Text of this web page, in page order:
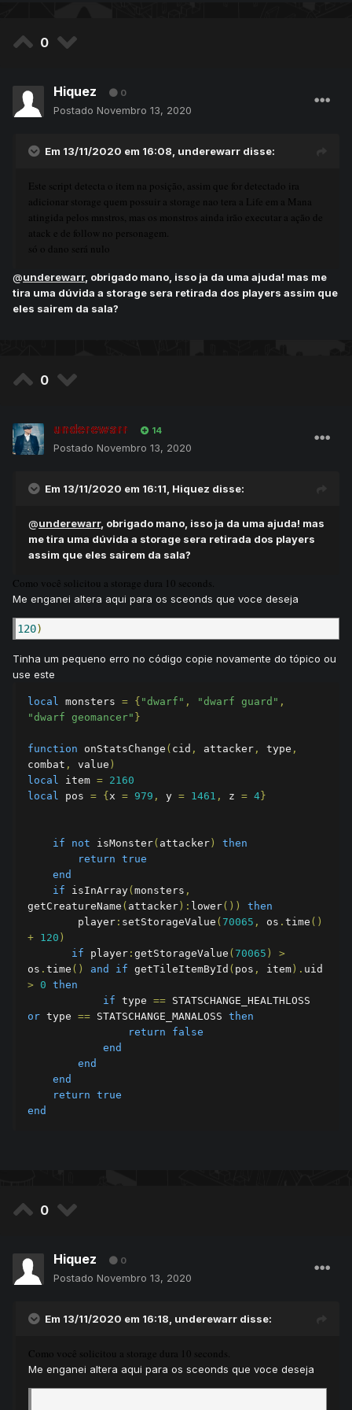
0
Hiquez 0
Postado Novembro 13, 2020
Em 13/11/2020 em 16:08, underewarr disse:
Este script detecta o item na posição, assim que for detectado ira
adicionar storage quem possuir a storage nao tera a Life em a Mana
atingida pelos mnstros, mas os monstros ainda irão executar a ação de
atack e de follow no personagem.
só o dano será nulo
@underewarr, obrigado mano, isso ja da uma ajuda! mas me
tira uma dúvida a storage sera retirada dos players assim que
eles sairem da sala?
0
underewarr 14
Postado Novembro 13, 2020
Em 13/11/2020 em 16:11, Hiquez disse:
@underewarr, obrigado mano, isso ja da uma ajuda! mas
me tira uma dúvida a storage sera retirada dos players
assim que eles sairem da sala?
Como você solicitou a storage dura 10 seconds.
Me enganei altera aqui para os sceonds que voce deseja
120)
Tinha um pequeno erro no código copie novamente do tópico ou
use este
local monsters = { "dwarf" , "dwarf guard" ,
"dwarf geomancer" }
function onStatsChange ( cid , attacker , type ,
combat , value )
local item = 2160
local pos = { x = 979 , y = 1461 , z = 4 }
if not isMonster( attacker )
then
return true
end
if isInArray( monsters ,
getCreatureName ( attacker ): lower())
then
player : setStorageValue ( 70065 , os . time ()
+ 120 )
if player : getStorageValue ( 70065 )
>
os . time () and if getTileItemById ( pos , item ).
>
0 then
if type ==
or type == STATSCHANGE_MANALOSS then
return
false
end
end
end
return true
end
0
Hiquez 0
Postado Novembro 13, 2020
Em 13/11/2020 em 16:18, underewarr disse:
Como você solicitou a storage dura 10 seconds.
Me enganei altera aqui para os sceonds que voce deseja